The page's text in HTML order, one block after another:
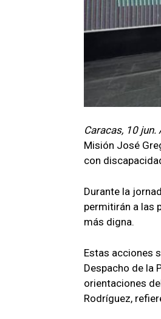
Caracas, 10 jun.
Misión José
con
Durante la
permitirán a las
más digna.
Estas acciones
Despacho de la
orientaciones
Rodríguez,